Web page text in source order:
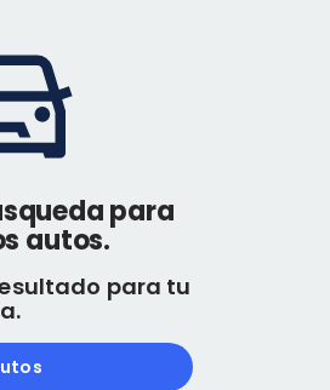
para
autos.
para tu